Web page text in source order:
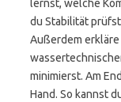
lernst, welche
du Stabilität
Außerdem
minimierst. Am
Hand. So kannst